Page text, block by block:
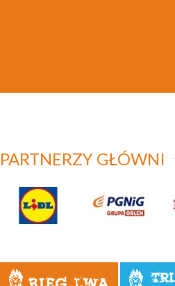
Bieg Lwa
PARTNERZY GŁÓWNI